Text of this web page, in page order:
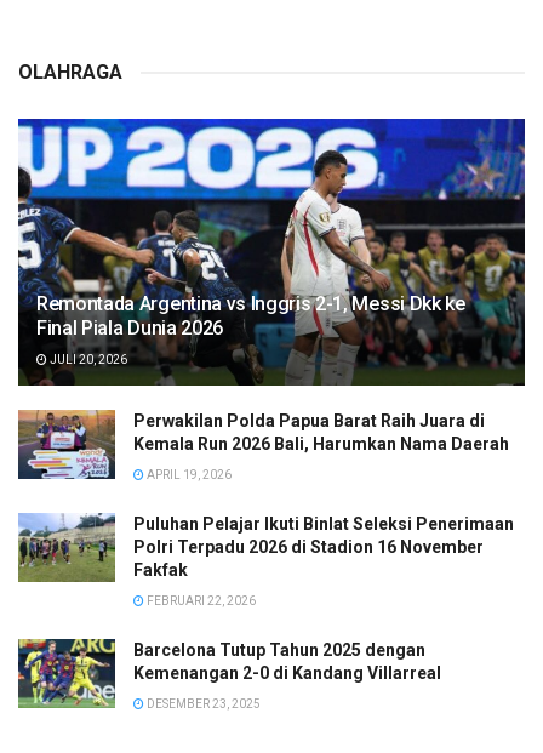
OLAHRAGA
Remontada Argentina vs Inggris 2-1, Messi Dkk ke
Final Piala Dunia 2026
JULI 20, 2026
Perwakilan Polda Papua Barat Raih Juara di
Kemala Run 2026 Bali, Harumkan Nama Daerah
APRIL 19, 2026
Puluhan Pelajar Ikuti Binlat Seleksi Penerimaan
Polri Terpadu 2026 di Stadion 16 November
Fakfak
FEBRUARI 22, 2026
Barcelona Tutup Tahun 2025 dengan
Kemenangan 2-0 di Kandang Villarreal
DESEMBER 23, 2025